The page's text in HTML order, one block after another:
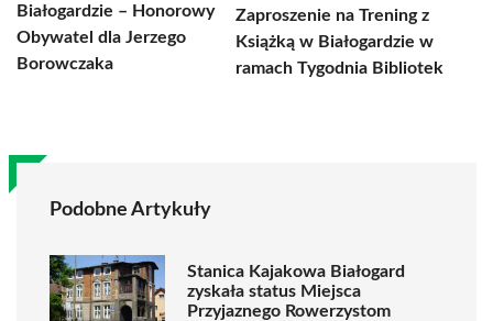
Białogardzie – Honorowy
Obywatel dla Jerzego
Borowczaka
Zaproszenie na Trening z
Książką w Białogardzie w
ramach Tygodnia Bibliotek
Podobne Artykuły
Stanica Kajakowa Białogard
zyskała status Miejsca
Przyjaznego Rowerzystom